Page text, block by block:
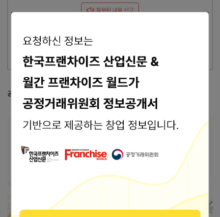
잘못된 내용 신고
이 브랜드의 담당자이신가요?
공정거래위원회 등록 정보
본사 안내
본사상호
㈜모컴테크
경기도 동두천시 삼육사로692번길 108 (상패동)